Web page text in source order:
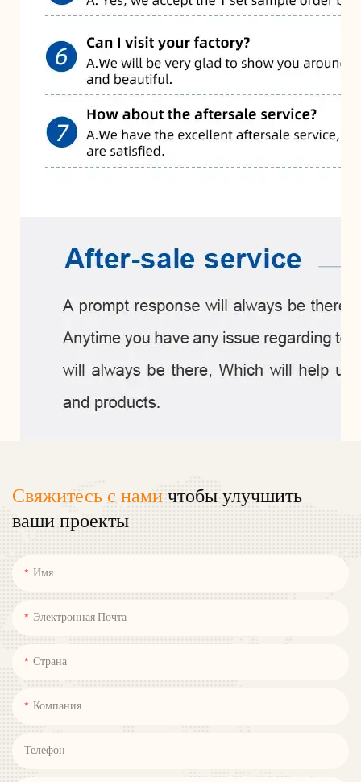
Свяжитесь с намичтобы улучшить
ваши проекты
Имя
Электронная Почта
Страна
Компания
Телефон